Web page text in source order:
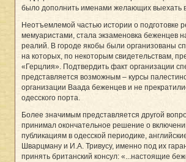
было дополнить именами желающих выехать
Неотъемлемой частью истории о подготовке
мемуаристами, стала экзаменовка беженцев
реалий. В городе якобы были организованы
на которых, по некоторым свидетельствам,
«Герцлия». Подтвердить факт организации
представляется возможным – курсы
организации Ваада беженцев и не
одесского порта.
Более значимым представляется другой
принимал окончательное решение о
публикациям в одесской периодике,
Шварцману и И.А. Тривусу, именно под их
принять британский консул: «...настоящие